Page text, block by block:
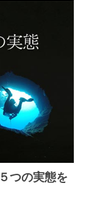
つの実態を